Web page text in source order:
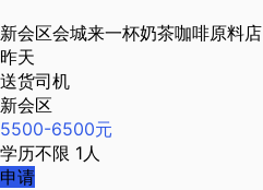
新会区会城来一杯奶茶咖啡原料店
昨天
送货司机
新会区
5500-6500元
学历不限 1人
申请